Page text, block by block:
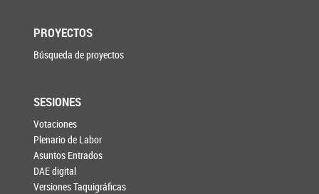
PROYECTOS
Búsqueda de proyectos
SESIONES
Votaciones
Plenario de Labor
Asuntos Entrados
DAE digital
Versiones Taquigráficas